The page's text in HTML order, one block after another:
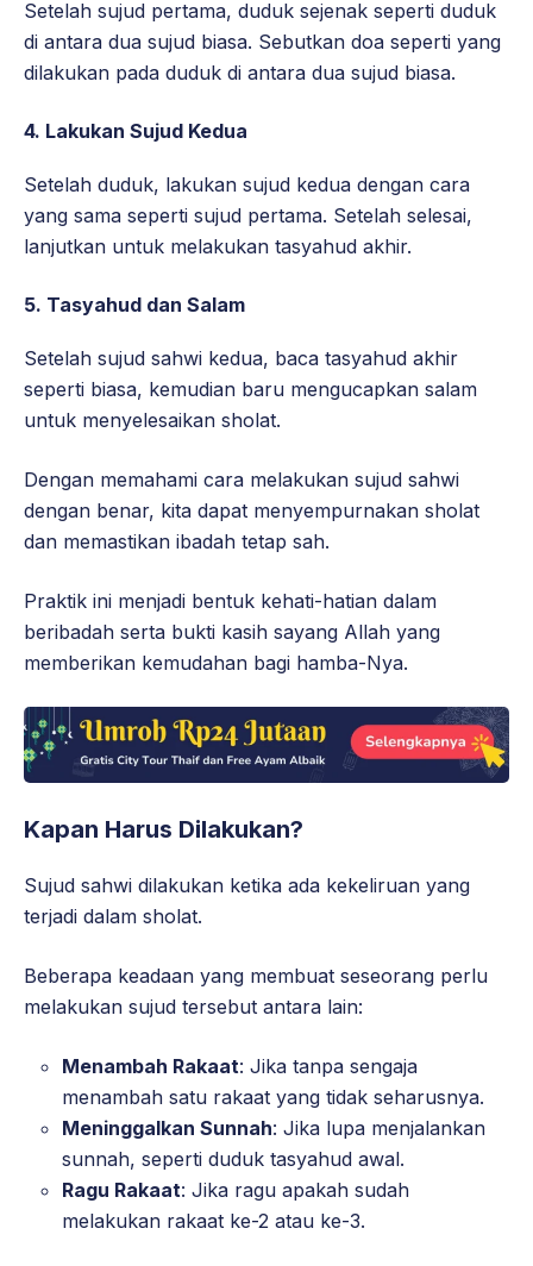
Setelah sujud pertama, duduk sejenak seperti duduk
di antara dua sujud biasa. Sebutkan doa seperti yang
dilakukan pada duduk di antara dua sujud biasa.
4. Lakukan Sujud Kedua
Setelah duduk, lakukan sujud kedua dengan cara
yang sama seperti sujud pertama. Setelah selesai,
lanjutkan untuk melakukan tasyahud akhir.
5. Tasyahud dan Salam
Setelah sujud sahwi kedua, baca tasyahud akhir
seperti biasa, kemudian baru mengucapkan salam
untuk menyelesaikan sholat.
Dengan memahami cara melakukan sujud sahwi
dengan benar, kita dapat menyempurnakan sholat
dan memastikan ibadah tetap sah.
Praktik ini menjadi bentuk kehati-hatian dalam
beribadah serta bukti kasih sayang Allah yang
memberikan kemudahan bagi hamba-Nya.
Kapan Harus Dilakukan?
Sujud sahwi dilakukan ketika ada kekeliruan yang
terjadi dalam sholat.
Beberapa keadaan yang membuat seseorang perlu
melakukan sujud tersebut antara lain:
Menambah Rakaat: Jika tanpa sengaja
menambah satu rakaat yang tidak seharusnya.
Meninggalkan Sunnah: Jika lupa menjalankan
sunnah, seperti duduk tasyahud awal.
Ragu Rakaat: Jika ragu apakah sudah
melakukan rakaat ke-2 atau ke-3.